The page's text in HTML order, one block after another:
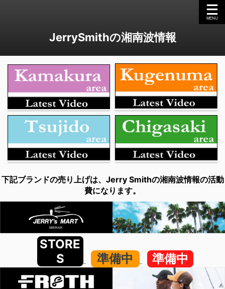
JerrySmithの湘南波情報
下記ブランドの売り上げは、Jerry Smithの湘南波情報の活動
費になります。
STORE
S
準備中 準備中